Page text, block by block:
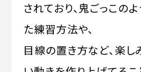
されており、鬼ごっこの
た練習方法や、
目線の置き方など、楽